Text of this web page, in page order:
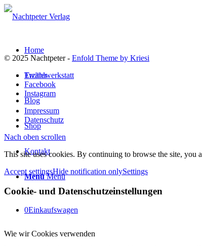
Home
Erzählwerkstatt
Blog
Shop
Kontakt
Menü Menü
0Einkaufswagen
© 2025 Nachtpeter - Enfold Theme by Kriesi
Twitter
Facebook
Instagram
Impressum
Datenschutz
Nach oben scrollen
This site uses cookies. By continuing to browse the site, you
Accept settingsHide notification onlySettings
Cookie- und Datenschutzeinstellungen
Wie wir Cookies verwenden